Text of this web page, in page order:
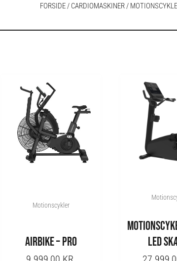
FORSIDE/ CARDIOMASKINER/
KR..
Motionscykler
AIRBIKE – PRO
LED